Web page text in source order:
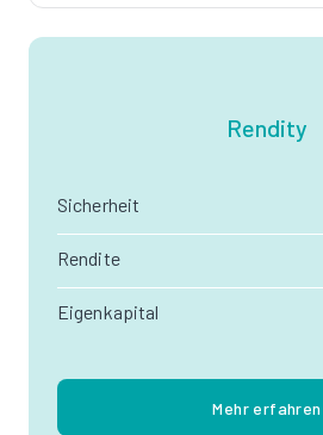
Rendity
Sicherheit
Rendite
Eigenkapital
Mehr erfahren